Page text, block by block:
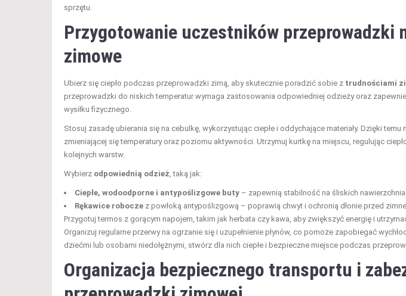
sprzętu.
Przygotowanie uczestników przeprowadzki
zimowe
Ubierz się ciepło podczas przeprowadzki zimą, aby skutecznie poradzić sobie z trudnościami
przeprowadzki do niskich temperatur wymaga zastosowania odpowiedniej odzieży oraz
wysiłku fizycznego.
Stosuj zasadę ubierania się na cebulkę, wykorzystując ciepłe i oddychające materiały. Dzięki
zmieniającej się temperatury oraz poziomu aktywności. Utrzymuj kurtkę na miejscu, regulując
kolejnych warstw.
Wybierz odpowiednią odzież, taką jak:
Ciepłe, wodoodporne i antypoślizgowe buty – zapewnią stabilność na śliskich
Rękawice robocze z powłoką antypoślizgową – poprawią chwyt i ochronią dłonie przed
Przygotuj termos z gorącym napojem, takim jak herbata czy kawa, aby zwiększyć energię i
Organizuj regularne przerwy na ogrzanie się i uzupełnienie płynów, co pomoże zapobiegać
dziećmi lub osobami niedołężnymi, stwórz dla nich ciepłe i bezpieczne miejsce podczas
Organizacja bezpiecznego transportu i